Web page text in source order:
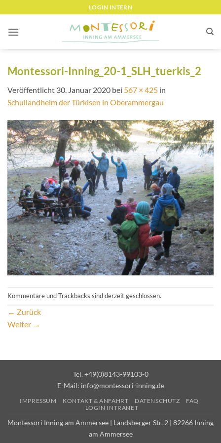
springen
LOGIN INTERN
Montessori-Inning_20-1_SLH_tuerkis_2
Veröffentlicht 30. Januar 2020 bei 567 × 425 in
Schullandheim der Türkisen in Oberammergau
Kommentare und Trackbacks sind derzeit geschlossen.
← Zurück
Weiter →
Tel. +49(0)8143-99103-0
E-Mail: info@montessori-inning.de
IMPRESSUM KONTAKT & ANFAHRT DATENSCHUTZ
FAQ
LOGIN INTRANET
Montessori Inning am Ammersee | Landsberger Str. 2 | 82266 Inning
am Ammersee